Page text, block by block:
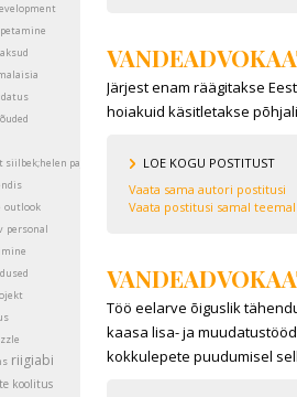
pajumaa
outlook
personal
riigiabi
koolitus
Järjest enam räägitakse
hoiakuid käsitletakse
LOE KOGU POSTITUST
Vaata sama autori postitusi
Vaata postitusi samal teemal
Töö eelarve õiguslik
kaasa lisa- ja
kokkulepete puudumisel